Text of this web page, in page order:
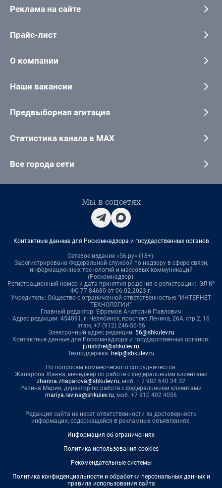
Реклама на сайте
Прайс-лист
О компании
Наши вакансии
Предвыборная агитация
Статистика канала в MAX
Все города сети
Мы в соцсетях
Контактные данные для Роскомнадзора и государственных органов
Сетевое издание «56.ру» (18+).
Зарегистрировано Федеральной службой по надзору в сфере связи,
информационных технологий и массовых коммуникаций
(Роскомнадзор).
Регистрационный номер и дата принятия решения о регистрации: ЭЛ №
ФС 77-84680 от 06.02.2023 г.
Учредитель: Общество с ограниченной ответственностью "ИНТЕРНЕТ
ТЕХНОЛОГИИ"
Главный редактор: Ефремов Анатолий Павлович
Адрес редакции: 454091, г. Челябинск, проспект Ленина, 26А, стр.2, 16
этаж, +7 (912) 246-56-56
Электронный адрес редакции: 56@shkulev.ru
Контактные данные для Роскомнадзора и государственных органов:
juristchel@shkulev.ru
Техподдержка: help@shkulev.ru
По вопросам коммерческого сотрудничества:
Жапарова Жанна, менеджер по работе с федеральными клиентами
zhanna.zhaparova@shkulev.ru, моб. + 7 982 640 34 32
Ревина Мария, директор по работе с федеральными клиентами
mariya.revina@shkulev.ru, моб. +7 910 402 4056
Редакция сайта не несет ответственности за достоверность
информации, содержащейся в рекламных объявлениях.
Информация об ограничениях
Политика использования cookies
Рекомендательные системы
Политика конфиденциальности и обработки персональных данных и
правила использования сайта